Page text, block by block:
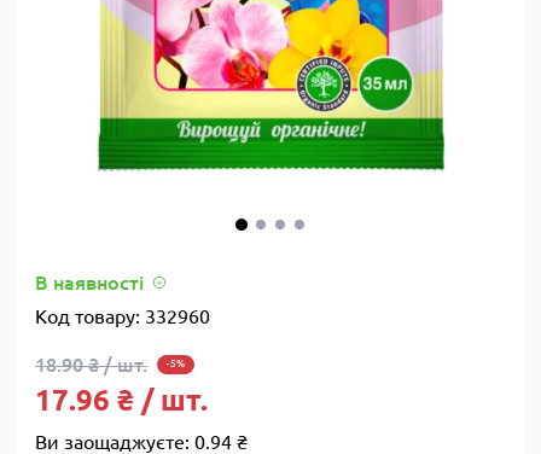
В наявності
Код товару: 332960
18.90 ₴ / шт. -5%
17.96 ₴ / шт.
Ви заощаджуєте: 0.94 ₴